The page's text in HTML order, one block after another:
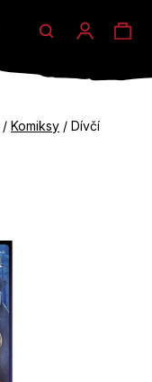
Hledat
/ Komiksy / Dívčí